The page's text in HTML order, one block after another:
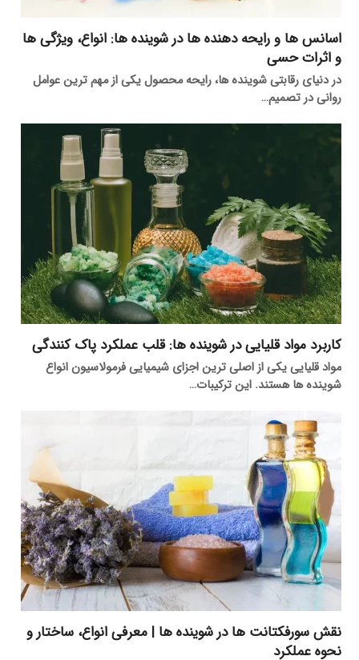
اسانس ها و رایحه دهنده ها در شوینده ها: انواع، ویژگی ها
و اثرات حسی
در دنیای رقابتی شوینده ها، رایحه محصول یکی از مهم ترین عوامل
روانی در تصمیم…
کاربرد مواد قلیایی در شوینده ها: قلب عملکرد پاک کنندگی
مواد قلیایی یکی از اصلی ترین اجزای شیمیایی فرمولاسیون انواع
شوینده ها هستند. این ترکیبات…
نقش سورفکتانت ها در شوینده ها | معرفی انواع، ساختار و
نحوه عملکرد